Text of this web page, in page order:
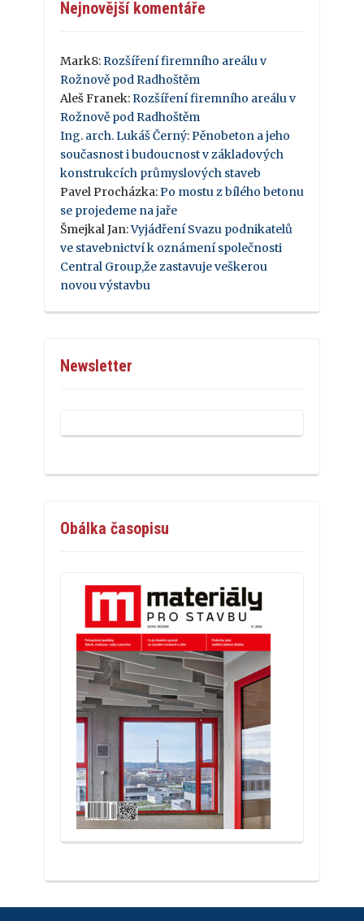
Nejnovější komentáře
Mark8: Rozšíření firemního areálu v
Rožnově pod Radhoštěm
Aleš Franek: Rozšíření firemního areálu v
Rožnově pod Radhoštěm
Ing. arch. Lukáš Černý: Pěnobeton a jeho
současnost i budoucnost v základových
konstrukcích průmyslových staveb
Pavel Procházka: Po mostu z bílého betonu
se projedeme na jaře
Šmejkal Jan:Vyjádření Svazu podnikatelů
ve stavebnictví k oznámení společnosti
Central Group,že zastavuje veškerou
novou výstavbu
Newsletter
Obálka časopisu